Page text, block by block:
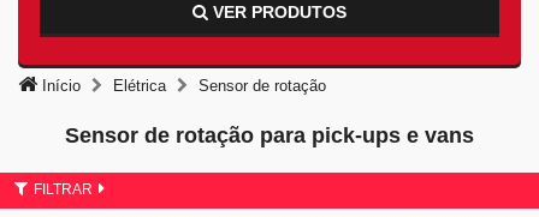
VER PRODUTOS
Início Elétrica Sensor de rotação
Sensor de rotação para pick-ups e vans
FILTRAR